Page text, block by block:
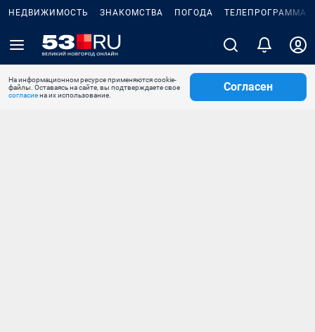
НЕДВИЖИМОСТЬ ЗНАКОМСТВА ПОГОДА ТЕЛЕПРОГРАММА
На информационном ресурсе применяются cookie-
файлы. Оставаясь на сайте, вы подтверждаете свое
согласиена их использование.
Согласен